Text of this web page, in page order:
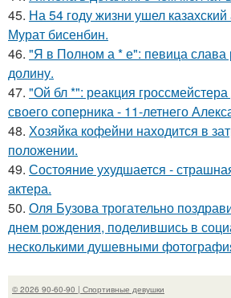
45. На 54 году жизни ушел
Мурат бисенбин.
46. "Я в Полном а * е": певица слава
долину.
47. "Ой бл *": реакция
своего соперника - 11-летнего
48. Хозяйка кофейни находится в
положении.
49. Состояние ухудшается -
актера.
50. Оля Бузова трогательно
днем рождения, поделившись в
несколькими душевными
© 2026 90-60-90 | Спортивные девушки